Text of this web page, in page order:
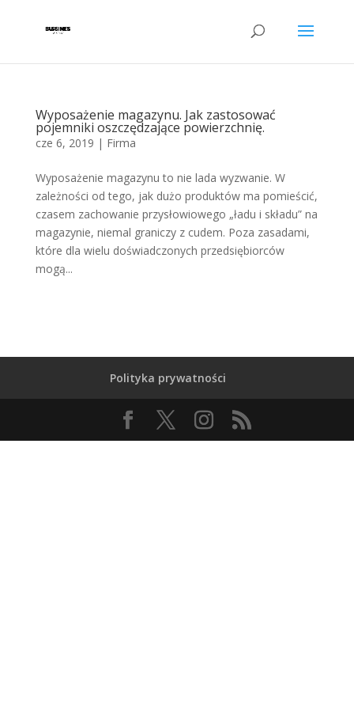
Wyposażenie magazynu. Jak zastosować
pojemniki oszczędzające powierzchnię.
cze 6, 2019 | Firma
Wyposażenie magazynu to nie lada wyzwanie. W
zależności od tego, jak dużo produktów ma pomieścić,
czasem zachowanie przysłowiowego „ładu i składu” na
magazynie, niemal graniczy z cudem. Poza zasadami,
które dla wielu doświadczonych przedsiębiorców
mogą...
Polityka prywatności